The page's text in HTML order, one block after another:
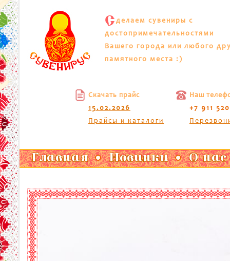
С делаем сувениры с
достопримечательностями
Вашего города или любого
памятного места :)
Скачать прайс
15.02.2026
Прайсы и каталоги
Наш
+7 911
Главная Новинки О нас